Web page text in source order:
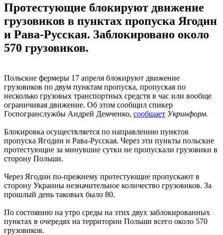
Протестующие блокируют движение
грузовиков в пунктах пропуска Ягодин
и Рава-Русская. Заблокировано около
570 грузовиков.
Польские фермеры 17 апреля блокируют движение
грузовиков по двум пунктам пропуска, пропуская по
несколько грузовых транспортных средств в час или вообще
ограничивая движение. Об этом сообщил спикер
Госпогранслужбы Андрей Демченко, сообщает Укринформ.
Блокировка осуществляется по направлению пунктов
пропуска Ягодин и Рава-Русская. Через эти пункты польские
протестующие за минувшие сутки не пропускали грузовики в
сторону Польши.
Через Ягодин по-прежнему протестующие пропускают в
сторону Украины незначительное количество грузовиков. За
прошлый день таковых было 80.
По состоянию на утро среды на этих двух заблокированных
пунктах в очередях на территории Польши всего около 570
грузовиков.